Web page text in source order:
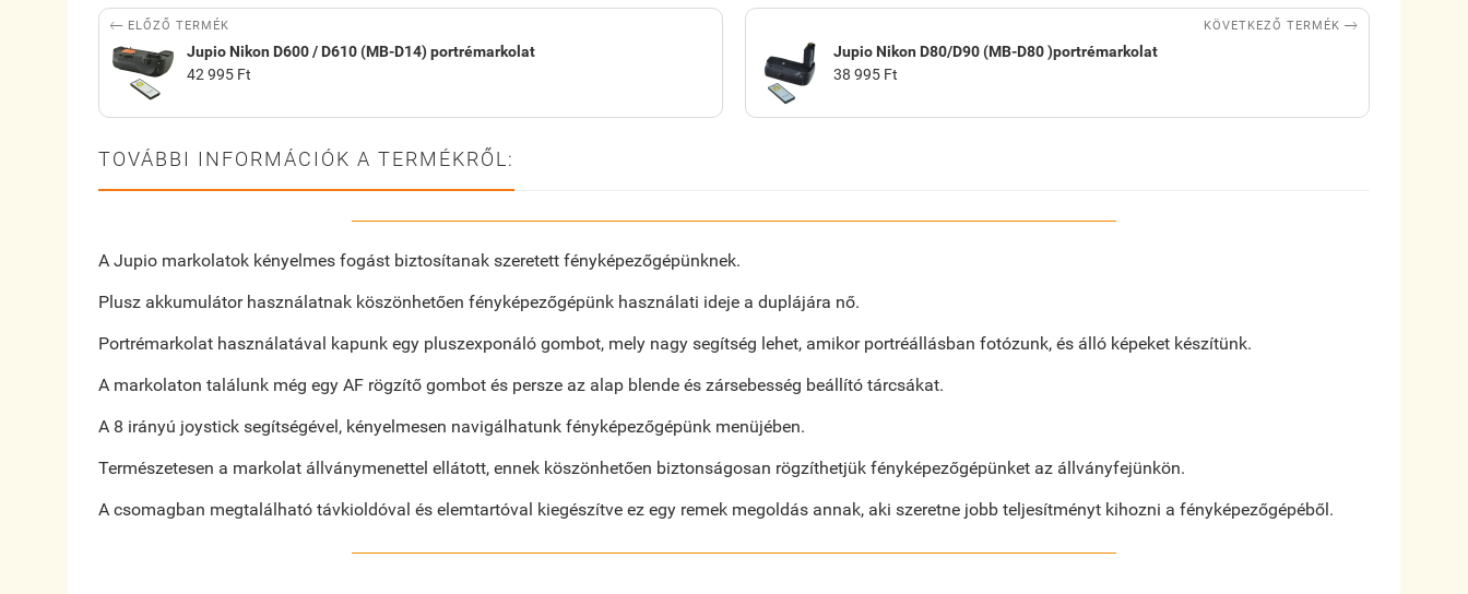
 ELŐZŐ TERMÉK
Jupio Nikon D600 / D610 (MB-D14) portrémarkolat
42 995 Ft
KÖVETKEZŐ TERMÉK 
Jupio Nikon D80/D90 (MB-D80 )portrémarkolat
38 995 Ft
TOVÁBBI INFORMÁCIÓK A TERMÉKRŐL:
A Jupio markolatok kényelmes fogást biztosítanak szeretett fényképezőgépünknek.
Plusz akkumulátor használatnak köszönhetően fényképezőgépünk használati ideje a duplájára nő.
Portrémarkolat használatával kapunk egy pluszexponáló gombot, mely nagy segítség lehet, amikor portréállásban fotózunk, és álló képeket készítünk.
A markolaton találunk még egy AF rögzítő gombot és persze az alap blende és zársebesség beállító tárcsákat.
A 8 irányú joystick segítségével, kényelmesen navigálhatunk fényképezőgépünk menüjében.
Természetesen a markolat állványmenettel ellátott, ennek köszönhetően biztonságosan rögzíthetjük fényképezőgépünket az állványfejünkön.
A csomagban megtalálható távkioldóval és elemtartóval kiegészítve ez egy remek megoldás annak, aki szeretne jobb teljesítményt kihozni a fényképezőgépéből.